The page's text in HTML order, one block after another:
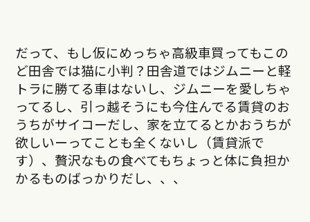
だって、もし仮にめっちゃ高級車買ってもこの
ど田舎では猫に小判？田舎道ではジムニーと軽
トラに勝てる車はないし、ジムニーを愛しちゃ
ってるし、引っ越そうにも今住んでる賃貸のお
うちがサイコーだし、家を立てるとかおうちが
欲しいーってことも全くないし（賃貸派で
す）、贅沢なもの食べてもちょっと体に負担か
かるものばっかりだし、、、